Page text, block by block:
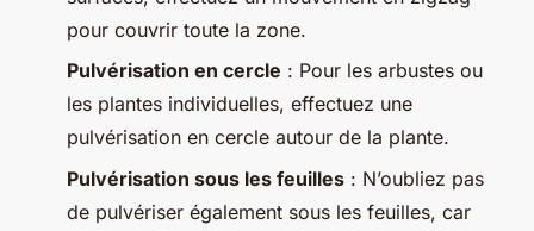
pour couvrir toute la zone.
Pulvérisation en cercle : Pour les arbustes ou
les plantes individuelles, effectuez une
pulvérisation en cercle autour de la plante.
Pulvérisation sous les feuilles : N’oubliez pas
de pulvériser également sous les feuilles, car